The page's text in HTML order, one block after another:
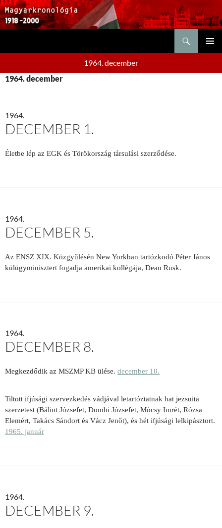
1964. december
1964. december
1964.
DECEMBER 1.
Életbe lép az EGK és Törökország társulási szerződése.
1964.
DECEMBER 5.
Az ENSZ XIX. Közgyűlésén New Yorkban tartózkodó Péter János
külügyminisztert fogadja amerikai kollégája, Dean Rusk.
1964.
DECEMBER 8.
Megkezdődik az MSZMP KB ülése. december 10.
Tiltott ifjúsági szervezkedés vádjával letartóztatnak hat jezsuita
szerzetest (Bálint Józsefet, Dombi Józsefet, Mócsy Imrét, Rózsa
Elemért, Takács Sándort és Vácz Jenőt), és hét ifjúsági lelkipásztort.
1965. január
1964.
DECEMBER 9.